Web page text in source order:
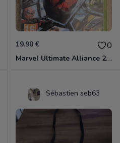
19.90 € 0
Marvel Ultimate Alliance 2 Xbox 360
Sébastien seb63